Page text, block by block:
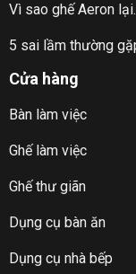
Vì sao ghế Aeron
5 sai lầm thường
Cửa hàng
Bàn làm việc
Ghế làm việc
Ghế thư giãn
Dụng cụ bàn ăn
Dụng cụ nhà bếp